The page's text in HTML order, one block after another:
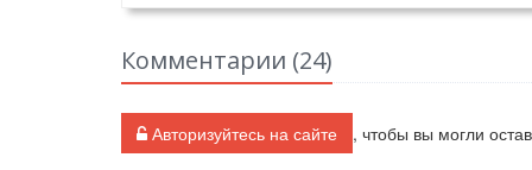
Комментарии (24)
Авторизуйтесь на сайте , чтобы вы могли